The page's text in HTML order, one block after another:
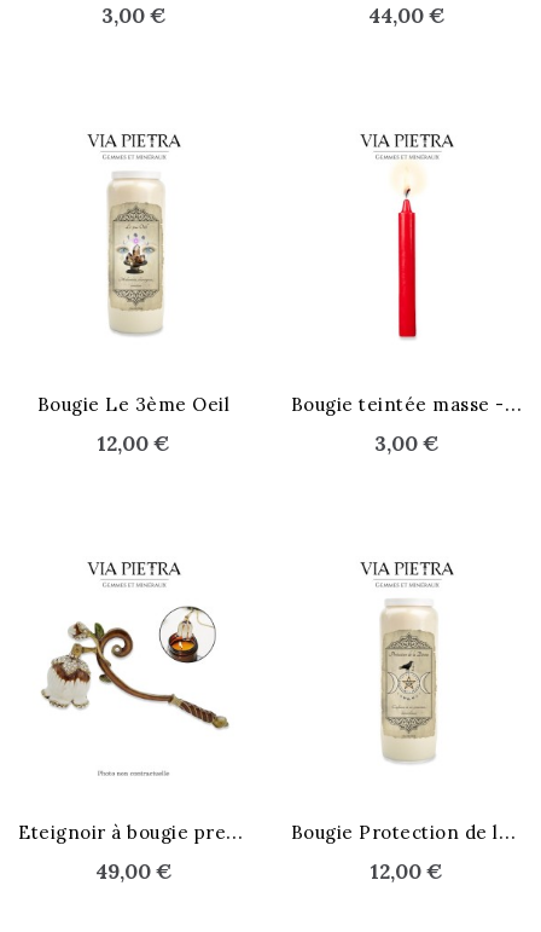
3,00 € 44,00 €
Bougie Le 3ème Oeil
12,00 €
B
ougie teintée masse - Rouge
3,00 €
E
teignoir à bougie prestige
49,00 €
B
ougie Protection de la Déesse
12,00 €